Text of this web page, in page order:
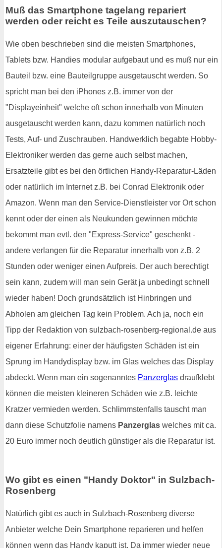
Muß das Smartphone tagelang repariert
werden oder reicht es Teile auszutauschen?
Wie oben beschrieben sind die meisten Smartphones,
Tablets bzw. Handies modular aufgebaut und es muß nur ein
Bauteil bzw. eine Bauteilgruppe ausgetauscht werden. So
spricht man bei den iPhones z.B. immer von der
"Displayeinheit" welche oft schon innerhalb von Minuten
ausgetauscht werden kann, dazu kommen natürlich noch
Tests, Auf- und Zuschrauben. Handwerklich begabte Hobby-
Elektroniker werden das gerne auch selbst machen,
Ersatzteile gibt es bei den örtlichen Handy-Reparatur-Läden
oder natürlich im Internet z.B. bei Conrad Elektronik oder
Amazon. Wenn man den Service-Dienstleister vor Ort schon
kennt oder der einen als Neukunden gewinnen möchte
bekommt man evtl. den "Express-Service" geschenkt -
andere verlangen für die Reparatur innerhalb von z.B. 2
Stunden oder weniger einen Aufpreis. Der auch berechtigt
sein kann, zudem will man sein Gerät ja unbedingt schnell
wieder haben! Doch grundsätzlich ist Hinbringen und
Abholen am gleichen Tag kein Problem. Ach ja, noch ein
Tipp der Redaktion von sulzbach-rosenberg-regional.de aus
eigener Erfahrung: einer der häufigsten Schäden ist ein
Sprung im Handydisplay bzw. im Glas welches das Display
abdeckt. Wenn man ein sogenanntes Panzerglas draufklebt
können die meisten kleineren Schäden wie z.B. leichte
Kratzer vermieden werden. Schlimmstenfalls tauscht man
dann diese Schutzfolie namens Panzerglas welches mit ca.
20 Euro immer noch deutlich günstiger als die Reparatur ist.
Wo gibt es einen "Handy Doktor" in Sulzbach-
Rosenberg
Natürlich gibt es auch in Sulzbach-Rosenberg diverse
Anbieter welche Dein Smartphone reparieren und helfen
können wenn das Handy kaputt ist. Da immer wieder neue